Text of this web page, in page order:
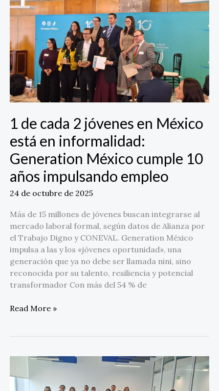
1 de cada 2 jóvenes en México
está en informalidad:
Generation México cumple 10
años impulsando empleo
24 de octubre de 2025
Más de 15 millones de jóvenes buscan integrarse al
mercado laboral formal, según datos de Alianza por
el Trabajo Digno y CONEVAL. Generation México
impulsa a las y los «jóvenes oportunidad», una
generación que ya no debe ser llamada nini, sino
reconocida por su talento, resiliencia y potencial
transformador Con más del 54 % de
de
cada
jóvenes
en
México
está
en
informalidad:
México
cumple
10
años
impulsando
empleo
Read More »
Universitarias
ganan
el